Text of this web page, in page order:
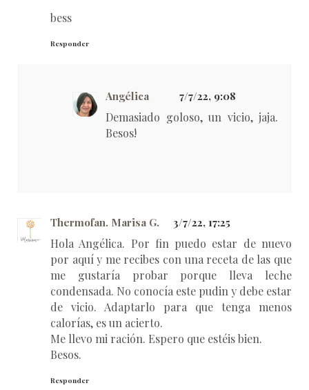
bess
Responder
Angélica 7/7/22, 9:08
Demasiado goloso, un vicio, jaja.
Besos!
Thermofan. Marisa G. 3/7/22, 17:25
Hola Angélica. Por fin puedo estar de nuevo
por aquí y me recibes con una receta de las que
me gustaría probar porque lleva leche
condensada. No conocía este pudin y debe estar
de vicio. Adaptarlo para que tenga menos
calorías, es un acierto.
Me llevo mi ración. Espero que estéis bien.
Besos.
Responder